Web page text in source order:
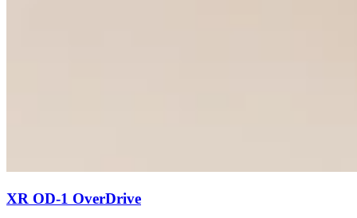
XR OD-1 OverDrive